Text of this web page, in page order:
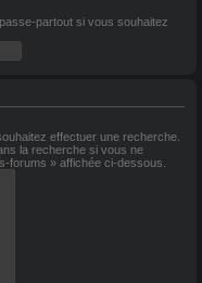
partout si vous souhaitez
effectuer une recherche.
la recherche si vous ne
forums » affichée ci-dessous.